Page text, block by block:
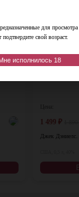
1 499 ₽
Джек Дэниелс.
для
свой возраст.
исполнилось 18